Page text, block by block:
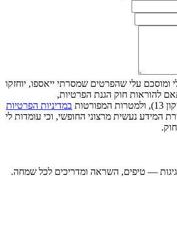
ומוסכם עלי שהפרטים שמסרתי ייאספו, יוחזקו
להוראות חוק הגנת הפרטיות,
במדיניות הפרטיות
המידע נעשית מרצוני החופשי, וכי עומדות לי
— טיפים, השראה ומדריכים לכל שמחה.